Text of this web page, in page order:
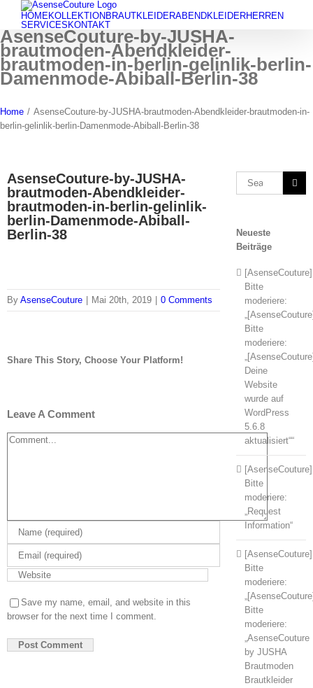
content
HOMEKOLLEKTION BRAUTKLEIDERABENDKLEIDERHERREN
SERVICES KONTAKT
AsenseCouture-by-JUSHA-
brautmoden-Abendkleider-
brautmoden-in-berlin-gelinlik-berlin-
Damenmode-Abiball-Berlin-38
Home / AsenseCouture-by-JUSHA-brautmoden-Abendkleider-brautmoden-in-
berlin-gelinlik-berlin-Damenmode-Abiball-Berlin-38
AsenseCouture-by-JUSHA-
brautmoden-Abendkleider-
brautmoden-in-berlin-gelinlik-
berlin-Damenmode-Abiball-
Berlin-38
By AsenseCouture Mai 20th, 2019 0 Comments
Share This Story, Choose Your Platform!
Leave A Comment
Comment
Save my name, email, and website in this
browser for the next time I comment.
Search
for:
Neueste
Beiträge
[AsenseCouture]
Bitte
moderiere:
Bitte
moderiere:
Deine
Website
wurde auf
WordPress
5.6.8
aktualisiert““
[AsenseCouture]
Bitte
moderiere:
„Request
Information“
[AsenseCouture]
Bitte
moderiere:
Bitte
moderiere:
„AsenseCouture
by JUSHA
Brautmoden
Brautkleider